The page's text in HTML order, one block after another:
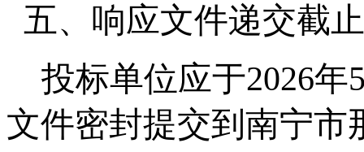
五、响应文件递交截
投标单位应于2026年
文件密封提交到南宁市